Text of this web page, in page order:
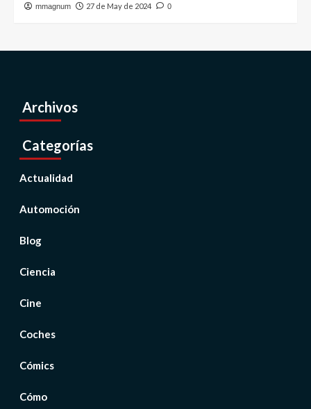
mmagnum 27 de May de 2024 0
Archivos
Categorías
Actualidad
Automoción
Blog
Ciencia
Cine
Coches
Cómics
Cómo